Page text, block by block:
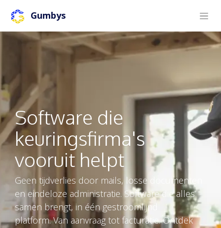
Gumbys
Software die
keuringsfirma's
vooruit helpt
Geen tijdverlies door mails, losse documenten
en eindeloze administratie. Software die alles
samen brengt, in één gestroomlijnd
platform. Van aanvraag tot facturatie. Ontdek